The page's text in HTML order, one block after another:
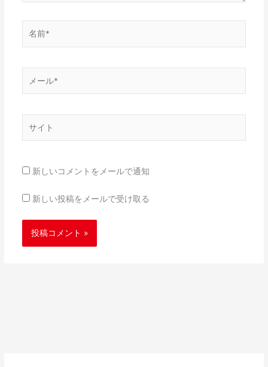
ー
*
新しいコメントをメールで通知
新しい投稿をメールで受け取る